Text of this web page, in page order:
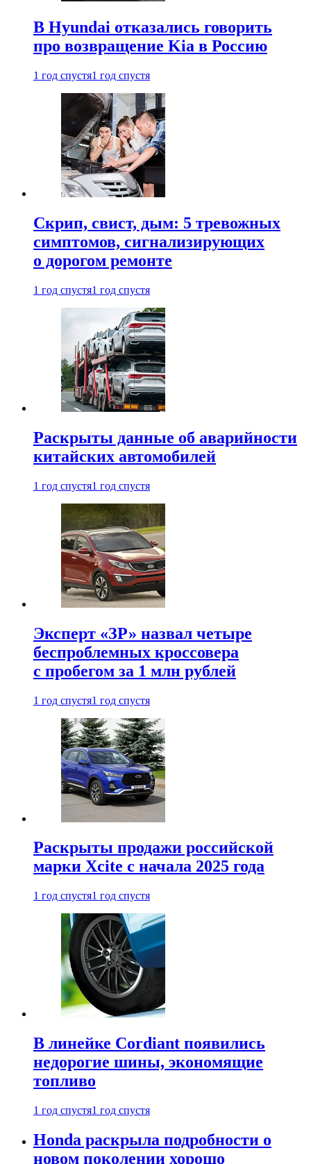
В Hyundai отказались говорить
про возвращение Kia в Россию
1 год спустя1 год спустя
Скрип, свист, дым: 5 тревожных
симптомов, сигнализирующих
о дорогом ремонте
1 год спустя1 год спустя
Раскрыты данные об аварийности
китайских автомобилей
1 год спустя1 год спустя
Эксперт «ЗР» назвал четыре
беспроблемных кроссовера
с пробегом за 1 млн рублей
1 год спустя1 год спустя
Раскрыты продажи российской
марки Xcite с начала 2025 года
1 год спустя1 год спустя
В линейке Cordiant появились
недорогие шины, экономящие
топливо
1 год спустя1 год спустя
Honda раскрыла подробности о
новом поколении хорошо